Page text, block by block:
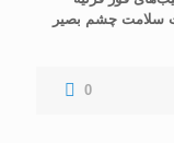
مرکز تحقیقات سلامت چشم بصیر
0